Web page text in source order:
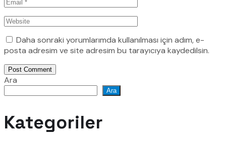
Daha sonraki yorumlarımda kullanılması için adım, e-
posta adresim ve site adresim bu tarayıcıya kaydedilsin.
Post Comment
Ara
Ara
Kategoriler